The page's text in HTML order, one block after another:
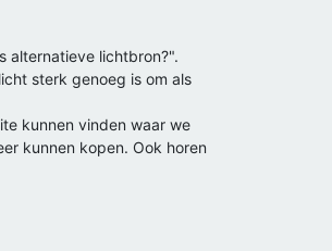
alternatieve lichtbron?".
sterk genoeg is om als
kunnen vinden waar we
kunnen kopen. Ook horen